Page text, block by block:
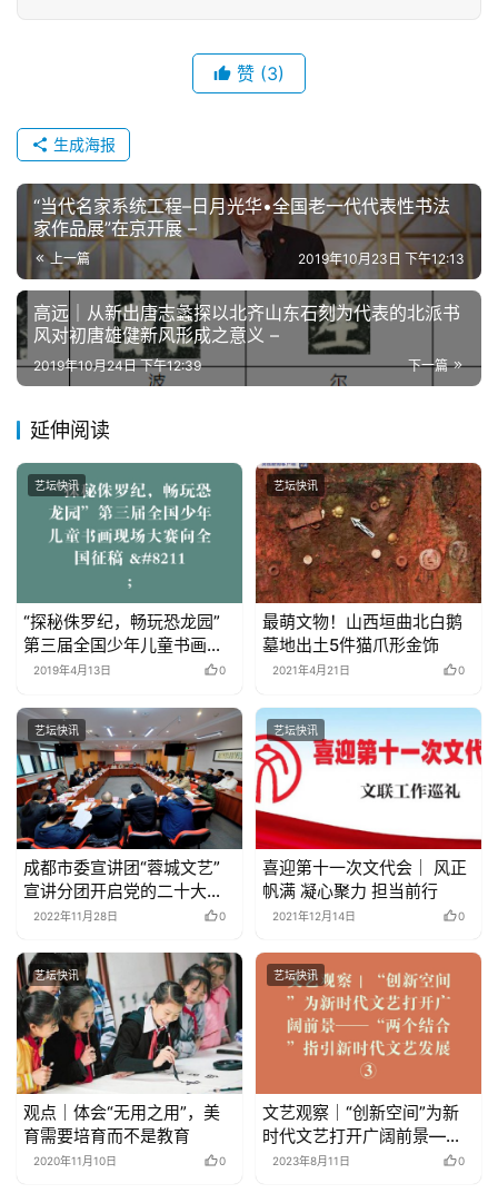
易
寫
錯
用
錯
的
繁
體
字
一
例
赞 (3)
生成海报
“当代名家系统工程–日月光华•全国老一代代表性书法
家作品展”在京开展 –
上一篇 2019年10月23日 下午12:13
高远｜从新出唐志蠡探以北齐山东石刻为代表的北派书
风对初唐雄健新风形成之意义 –
下一篇
2019年10月24日 下午12:39
延伸阅读
艺坛快讯
“探秘侏罗纪，畅玩恐龙园”
第三届全国少年儿童书画现
场大赛向全国征稿 –
2019年4月13日 0
艺坛快讯
最萌文物！山西垣曲北白鹅
墓地出土5件猫爪形金饰
2021年4月21日 0
艺坛快讯
成都市委宣讲团“蓉城文艺”
宣讲分团开启党的二十大精
神宣讲活动
2022年11月28日 0
艺坛快讯
喜迎第十一次文代会｜ 风正
帆满 凝心聚力 担当前行
2021年12月14日 0
艺坛快讯
观点｜体会“无用之用”，美
育需要培育而不是教育
2020年11月10日 0
艺坛快讯
文艺观察｜“创新空间”为新
时代文艺打开广阔前景——
“两个结合”指引新时代文艺
2023年8月11日 0